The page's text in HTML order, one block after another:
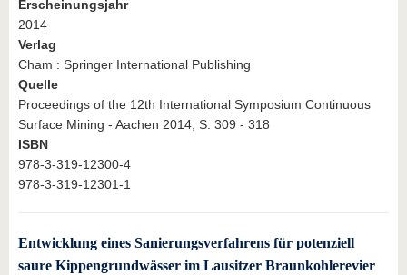
Erscheinungsjahr
2014
Verlag
Cham : Springer International Publishing
Quelle
Proceedings of the 12th International Symposium Continuous
Surface Mining - Aachen 2014, S. 309 - 318
ISBN
978-3-319-12300-4
978-3-319-12301-1
Entwicklung eines Sanierungsverfahrens für potenziell
saure Kippengrundwässer im Lausitzer Braunkohlerevier